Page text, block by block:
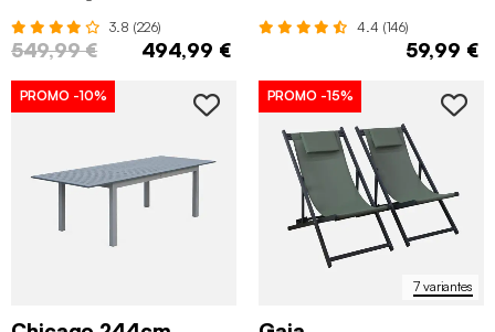
3.8 (226)
549,99 € 494,99 €
4.4 (146)
59,99 €
PROMO -10%
7 variantes
PROMO -15%